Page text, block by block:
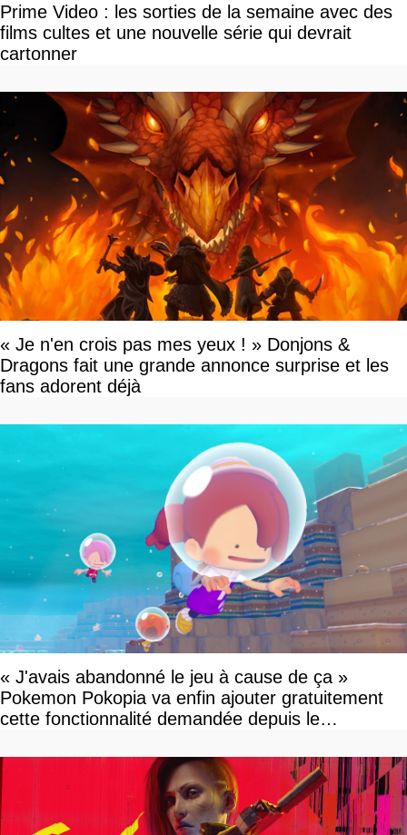
Prime Video : les sorties de la semaine avec des
films cultes et une nouvelle série qui devrait
cartonner
« Je n'en crois pas mes yeux ! » Donjons &
Dragons fait une grande annonce surprise et les
fans adorent déjà
« J'avais abandonné le jeu à cause de ça »
Pokemon Pokopia va enfin ajouter gratuitement
cette fonctionnalité demandée depuis le